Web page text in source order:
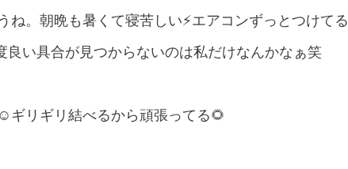
。朝晩も暑くて寝苦しい⚡️エアコンずっとつけてる
い具合が見つからないのは私だけなんかなぁ笑
リギリ結べるから頑張ってる🌻